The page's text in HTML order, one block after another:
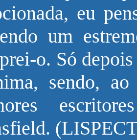
eu
um
o. Só
sendo,